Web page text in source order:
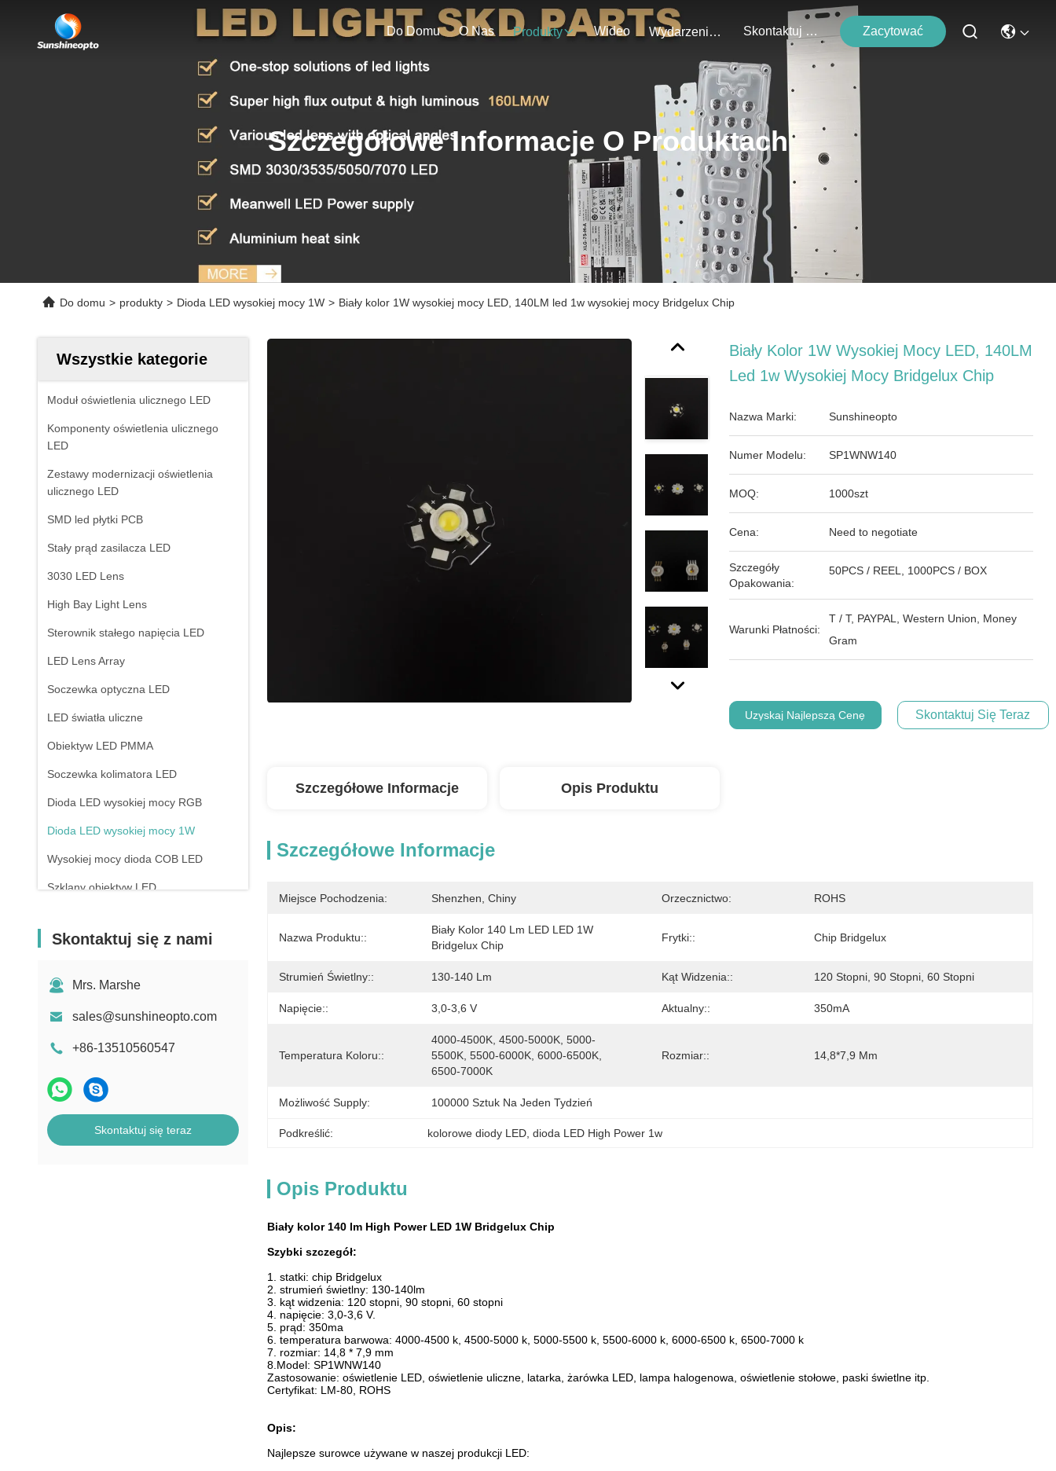
Do Domu O Nas Produkty Wideo Wydarzenia Skontaktuj Się Z Nami Zacytować
Szczegółowe Informacje O Produktach
Do domu > produkty > Dioda LED wysokiej mocy 1W > Biały kolor 1W wysokiej mocy LED, 140LM ​​led 1w wysokiej mocy Bridgelux Chip
Wszystkie kategorie
Moduł oświetlenia ulicznego LED
Komponenty oświetlenia ulicznego
LED
Zestawy modernizacji oświetlenia
ulicznego LED
SMD led płytki PCB
Stały prąd zasilacza LED
3030 LED Lens
High Bay Light Lens
Sterownik stałego napięcia LED
LED Lens Array
Soczewka optyczna LED
LED światła uliczne
Obiektyw LED PMMA
Soczewka kolimatora LED
Dioda LED wysokiej mocy RGB
Dioda LED wysokiej mocy 1W
Wysokiej mocy dioda COB LED
Szklany obiektyw LED
Skontaktuj się z nami
Mrs. Marshe
sales@sunshineopto.com
+86-13510560547
Skontaktuj się teraz
Biały Kolor 1W Wysokiej Mocy LED, 140LM
​​led 1w Wysokiej Mocy Bridgelux Chip
Nazwa Marki: Sunshineopto
Numer Modelu: SP1WNW140
MOQ: 1000szt
Cena: Need to negotiate
Szczegóły
Opakowania:
50PCS / REEL, 1000PCS / BOX
Warunki Płatności:
T / T, PAYPAL, Western Union, Money
Gram
Uzyskaj Najlepszą Cenę Skontaktuj Się Teraz
Szczegółowe Informacje Opis Produktu
Szczegółowe Informacje
Miejsce Pochodzenia: Shenzhen, Chiny Orzecznictwo: ROHS
Nazwa Produktu::
Biały Kolor 140 Lm LED LED 1W
Bridgelux Chip
Frytki:: Chip Bridgelux
Strumień Świetlny:: 130-140 Lm Kąt Widzenia:: 120 Stopni, 90 Stopni, 60 Stopni
Napięcie:: 3,0-3,6 V Aktualny:: 350mA
Temperatura Koloru::
4000-4500K, 4500-5000K, 5000-
5500K, 5500-6000K, 6000-6500K,
6500-7000K
Rozmiar:: 14,8*7,9 Mm
Możliwość Supply: 100000 Sztuk Na Jeden Tydzień
Podkreślić: kolorowe diody LED , dioda LED High Power 1w
Opis Produktu
Biały kolor 140 lm High Power LED 1W Bridgelux Chip
Szybki szczegół:
1. statki: chip Bridgelux
2. strumień świetlny: 130-140lm
3. kąt widzenia: 120 stopni, 90 stopni, 60 stopni
4. napięcie: 3,0-3,6 V.
5. prąd: 350ma
6. temperatura barwowa: 4000-4500 k, 4500-5000 k, 5000-5500 k, 5500-6000 k, 6000-6500 k, 6500-7000 k
7. rozmiar: 14,8 * 7,9 mm
8.Model: SP1WNW140
Zastosowanie: oświetlenie LED, oświetlenie uliczne, latarka, żarówka LED, lampa halogenowa, oświetlenie stołowe, paski świetlne itp.
Certyfikat: LM-80, ROHS
Opis:
Najlepsze surowce używane w naszej produkcji LED: